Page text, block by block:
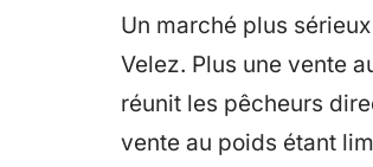
Un marché plus
Velez. Plus une vente
réunit les pêcheurs
vente au poids étant